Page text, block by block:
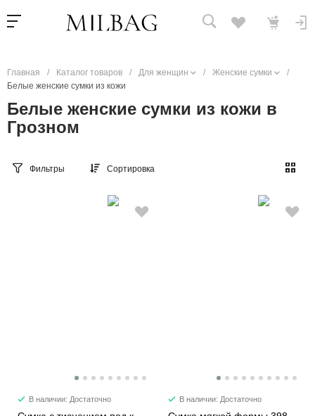
Главная / Каталог товаров / Для женщин / Женские сумки
/
Белые женские сумки из кожи
Белые женские сумки из кожи в
Грозном
Фильтры Сортировка
В наличии: Достаточно В наличии: Достаточно